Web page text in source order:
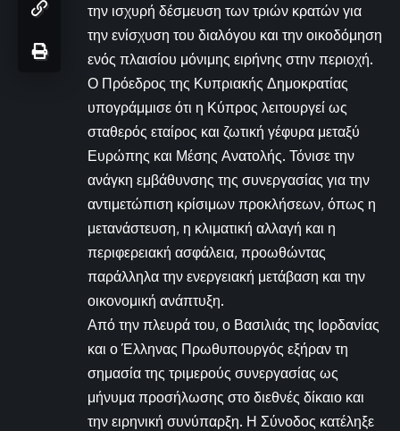
την ισχυρή δέσμευση των τριών κρατών για
την ενίσχυση του διαλόγου και την οικοδόμηση
ενός πλαισίου μόνιμης ειρήνης στην περιοχή.
Ο Πρόεδρος της Κυπριακής Δημοκρατίας
υπογράμμισε ότι η Κύπρος λειτουργεί ως
σταθερός εταίρος και ζωτική γέφυρα μεταξύ
Ευρώπης και Μέσης Ανατολής. Τόνισε την
ανάγκη εμβάθυνσης της συνεργασίας για την
αντιμετώπιση κρίσιμων προκλήσεων, όπως η
μετανάστευση, η κλιματική αλλαγή και η
περιφερειακή ασφάλεια, προωθώντας
παράλληλα την ενεργειακή μετάβαση και την
οικονομική ανάπτυξη.
Από την πλευρά του, ο Βασιλιάς της Ιορδανίας
και ο Έλληνας Πρωθυπουργός εξήραν τη
σημασία της τριμερούς συνεργασίας ως
μήνυμα προσήλωσης στο διεθνές δίκαιο και
την ειρηνική συνύπαρξη. Η Σύνοδος κατέληξε